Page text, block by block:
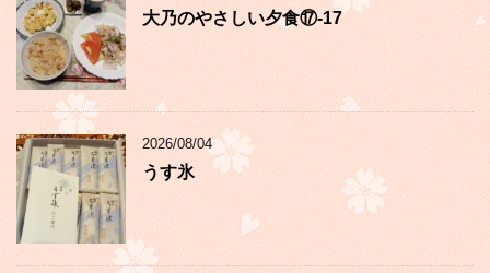
大乃のやさしい夕食⑰-17
2026/08/04
うす氷